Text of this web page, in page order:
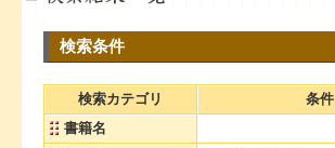
検索条件
検索カテゴリ
条件
書籍名